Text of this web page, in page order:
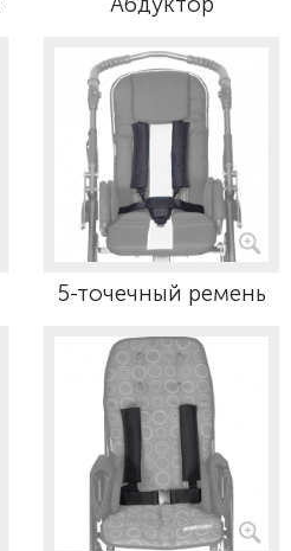
5-точечный ремень